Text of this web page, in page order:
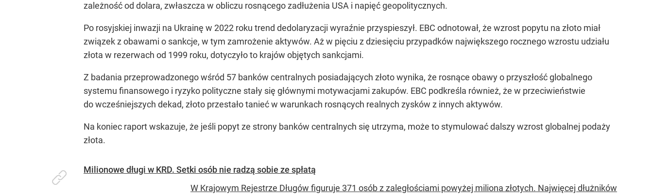
zależność od dolara, zwłaszcza w obliczu rosnącego zadłużenia USA i napięć geopolitycznych.
Po rosyjskiej inwazji na Ukrainę w 2022 roku trend dedolaryzacji wyraźnie przyspieszył. EBC odnotował, że wzrost popytu na złoto miał
związek z obawami o sankcje, w tym zamrożenie aktywów. Aż w pięciu z dziesięciu przypadków największego rocznego wzrostu udziału
złota w rezerwach od 1999 roku, dotyczyło to krajów objętych sankcjami.
Z badania przeprowadzonego wśród 57 banków centralnych posiadających złoto wynika, że rosnące obawy o przyszłość globalnego
systemu finansowego i ryzyko polityczne stały się głównymi motywacjami zakupów. EBC podkreśla również, że w przeciwieństwie
do wcześniejszych dekad, złoto przestało tanieć w warunkach rosnących realnych zysków z innych aktywów.
Na koniec raport wskazuje, że jeśli popyt ze strony banków centralnych się utrzyma, może to stymulować dalszy wzrost globalnej podaży
złota.
Milionowe długi w KRD. Setki osób nie radzą sobie ze spłatą
W Krajowym Rejestrze Długów figuruje 371 osób z zaległościami powyżej miliona złotych. Najwięcej dłużników